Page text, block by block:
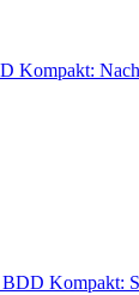
Kompakt:
BDD Kompakt: